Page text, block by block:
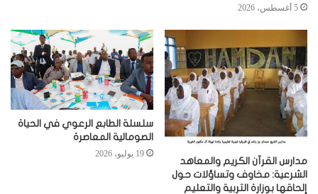
5 أغسطس، 2026
مدارس القرآن الكريم والمعاهد
الشرعية: مخاوف وتساؤلات حول
إلحاقها بوزارة التربية والتعليم
سلسلة الطابع الرعوي في الحياة
الصومالية المعاصرة
19 يوليو، 2026